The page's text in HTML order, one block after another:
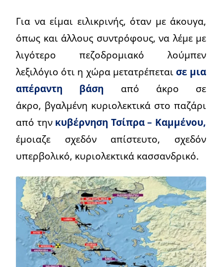
Για να είμαι ειλικρινής, όταν με άκουγα,
όπως και άλλους συντρόφους, να λέμε με
λιγότερο πεζοδρομιακό λούμπεν
λεξιλόγιο ότι η χώρα μετατρέπεταισε μια
απέραντη βάση από άκρο σε
άκρο, βγαλμένη κυριολεκτικά στο παζάρι
από την κυβέρνηση Τσίπρα – Καμμένου,
έμοιαζε σχεδόν απίστευτο, σχεδόν
υπερβολικό, κυριολεκτικά κασσανδρικό.